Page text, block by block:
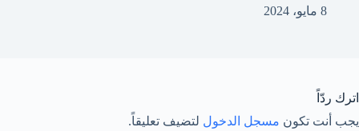
8 مايو، 2024
اترك ردّاً
يجب أنت تكون مسجل الدخول لتضيف تعليقاً.